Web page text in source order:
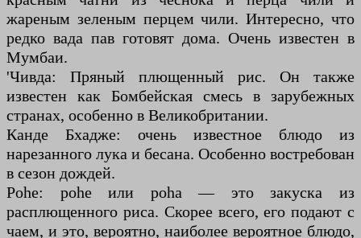
жареным зеленым перцем чили. Интересно, что
редко вада пав готовят дома. Очень известен в
Мумбаи.
'Чивда: Пряный плющенный рис. Он также
известен как Бомбейская смесь в зарубежных
странах, особенно в Великобритании.
Канде Бхадже: очень известное блюдо из
нарезанного лука и бесана. Особенно востребован
в сезон дождей.
Pohe: pohe или poha — это закуска из
расплющенного риса. Скорее всего, его подают с
чаем, и это, вероятно, наиболее вероятное блюдо,